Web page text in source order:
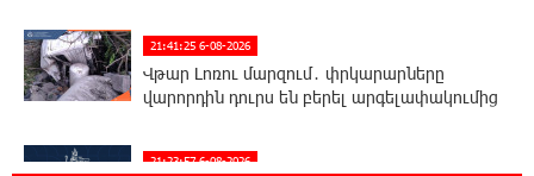
21:41:25 6-08-2026
Վթար Լոռու մարզում․ փրկարարները
վարորդին դուրս են բերել արգելափակումից
21:23:57 6-08-2026